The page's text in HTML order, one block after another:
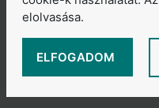
Általános
elolvasása.
ELFOGADOM